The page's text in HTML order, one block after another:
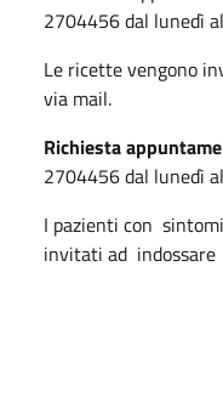
2704456 dal lunedì
Le ricette vengono
via mail.
Richiesta
2704456 dal lunedì
I pazienti con
invitati ad indossare